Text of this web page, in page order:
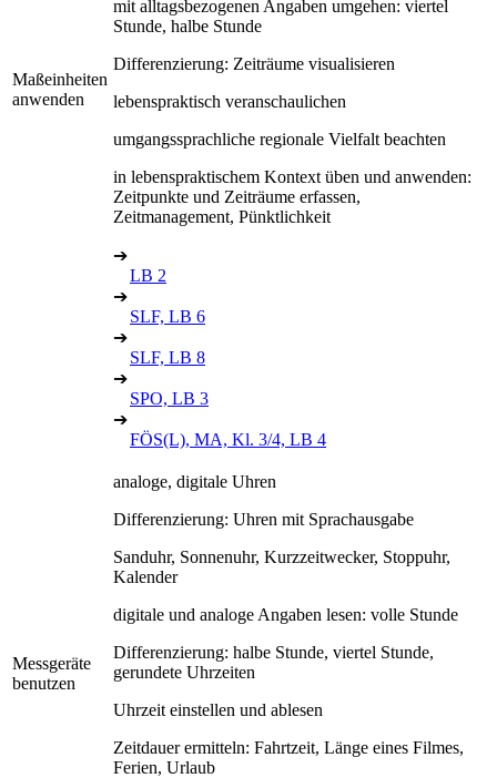
Maßeinheiten
anwenden
mit alltagsbezogenen Angaben umgehen: viertel
Stunde, halbe Stunde
Differenzierung: Zeiträume visualisieren
lebenspraktisch veranschaulichen
umgangssprachliche regionale Vielfalt beachten
in lebenspraktischem Kontext üben und anwenden:
Zeitpunkte und Zeiträume erfassen,
Zeitmanagement, Pünktlichkeit
➔
LB 2
➔
SLF, LB 6
➔
SLF, LB 8
➔
SPO, LB 3
➔
FÖS(L), MA, Kl. 3/4, LB 4
Messgeräte
benutzen
analoge, digitale Uhren
Differenzierung: Uhren mit Sprachausgabe
Sanduhr, Sonnenuhr, Kurzzeitwecker, Stoppuhr,
Kalender
digitale und analoge Angaben lesen: volle Stunde
Differenzierung: halbe Stunde, viertel Stunde,
gerundete Uhrzeiten
Uhrzeit einstellen und ablesen
Zeitdauer ermitteln: Fahrtzeit, Länge eines Filmes,
Ferien, Urlaub